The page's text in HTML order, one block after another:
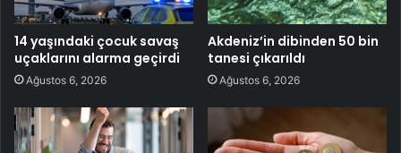
14 yaşındaki çocuk savaş
uçaklarını alarma geçirdi
Ağustos 6, 2026
Akdeniz’in dibinden 50 bin
tanesi çıkarıldı
Ağustos 6, 2026